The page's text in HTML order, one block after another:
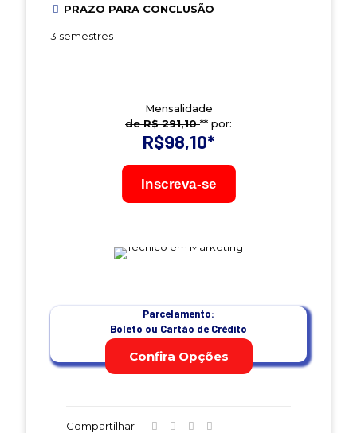
PRAZO PARA CONCLUSÃO
3 semestres
Mensalidade
de R$ 291,10** por:
R$98,10*
Inscreva-se
Parcelamento:
Boleto ou Cartão de Crédito
Confira Opções
Compartilhar